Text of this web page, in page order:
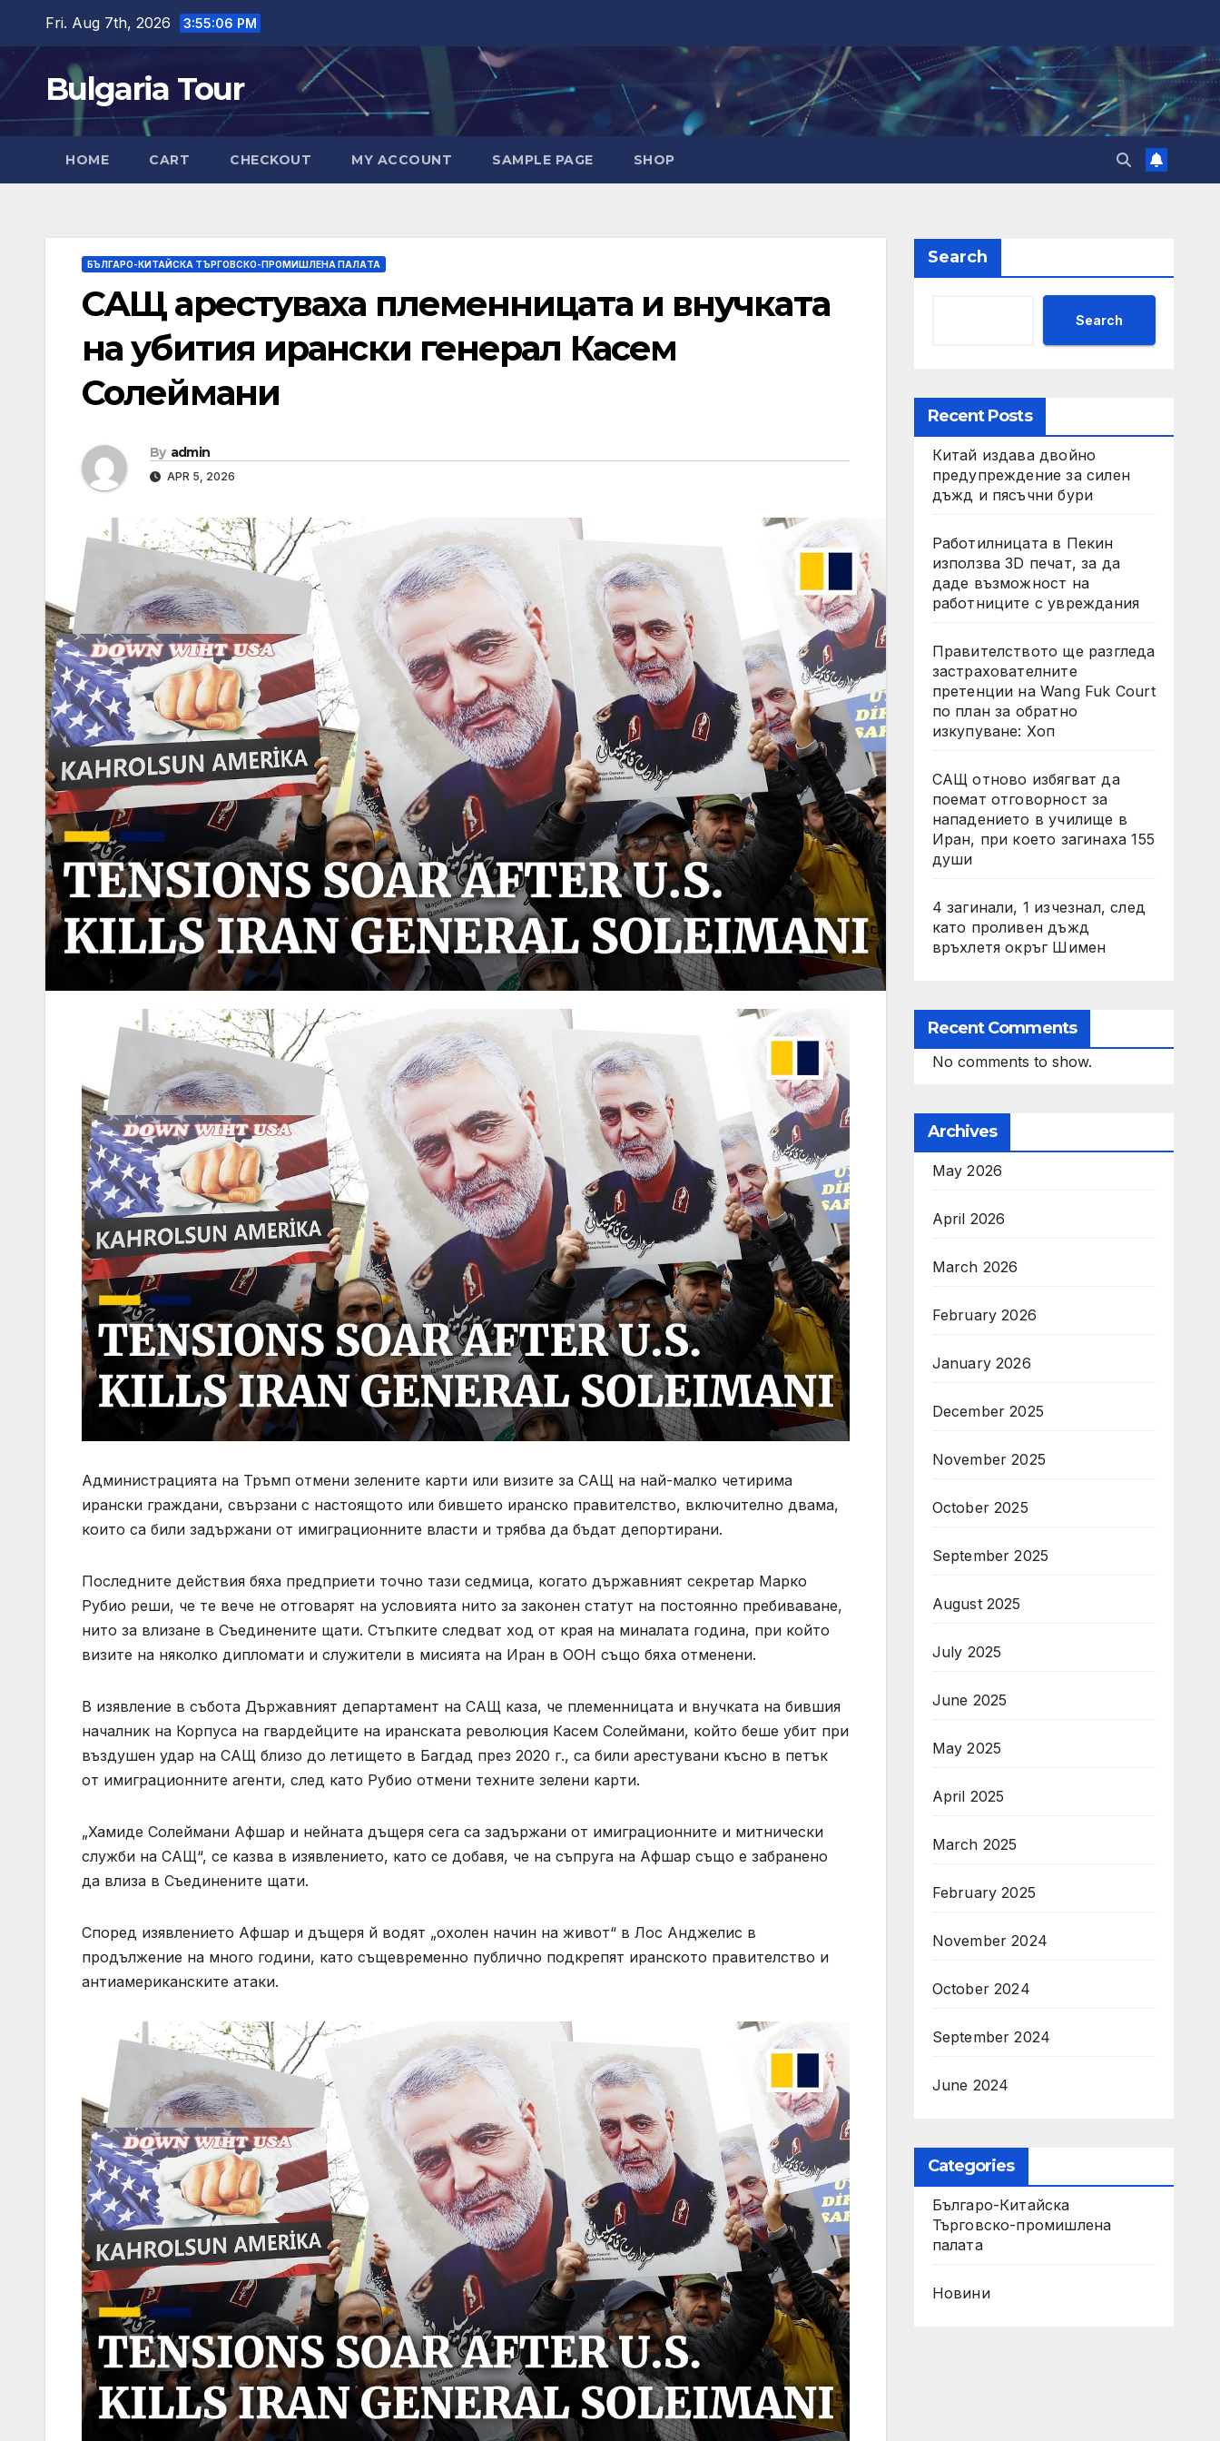
content
Fri. Aug 7th, 2026 3:55:07 PM
Bulgaria Tour
HOME CART CHECKOUT MY ACCOUNT SAMPLE PAGE SHOP
БЪЛГАРО-КИТАЙСКА ТЪРГОВСКО-ПРОМИШЛЕНА ПАЛAТА
САЩ арестуваха племенницата и внучката
на убития ирански генерал Касем
Солеймани
By admin
APR 5, 2026
Администрацията на Тръмп отмени зелените карти или визите за САЩ на най-малко четирима
ирански граждани, свързани с настоящото или бившето иранско правителство, включително двама,
които са били задържани от имиграционните власти и трябва да бъдат депортирани.
Последните действия бяха предприети точно тази седмица, когато държавният секретар Марко
Рубио реши, че те вече не отговарят на условията нито за законен статут на постоянно пребиваване,
нито за влизане в Съединените щати. Стъпките следват ход от края на миналата година, при който
визите на няколко дипломати и служители в мисията на Иран в ООН също бяха отменени.
В изявление в събота Държавният департамент на САЩ каза, че племенницата и внучката на бившия
началник на Корпуса на гвардейците на иранската революция Касем Солеймани, който беше убит при
въздушен удар на САЩ близо до летището в Багдад през 2020 г., са били арестувани късно в петък
от имиграционните агенти, след като Рубио отмени техните зелени карти.
„Хамиде Солеймани Афшар и нейната дъщеря сега са задържани от имиграционните и митнически
служби на САЩ“, се казва в изявлението, като се добавя, че на съпруга на Афшар също е забранено
да влиза в Съединените щати.
Според изявлението Афшар и дъщеря й водят „охолен начин на живот“ в Лос Анджелис в
продължение на много години, като същевременно публично подкрепят иранското правителство и
антиамериканските атаки.
Search
Search
Recent Posts
Китай издава двойно
предупреждение за силен
дъжд и пясъчни бури
Работилницата в Пекин
използва 3D печат, за да
даде възможност на
работниците с увреждания
Правителството ще разгледа
застрахователните
претенции на Wang Fuk Court
по план за обратно
изкупуване: Хоп
САЩ отново избягват да
поемат отговорност за
нападението в училище в
Иран, при което загинаха 155
души
4 загинали, 1 изчезнал, след
като проливен дъжд
връхлетя окръг Шимен
Recent Comments
No comments to show.
Archives
May 2026
April 2026
March 2026
February 2026
January 2026
December 2025
November 2025
October 2025
September 2025
August 2025
July 2025
June 2025
May 2025
April 2025
March 2025
February 2025
November 2024
October 2024
September 2024
June 2024
Categories
Българо-Китайска
Търговско-промишлена
палaта
Новини